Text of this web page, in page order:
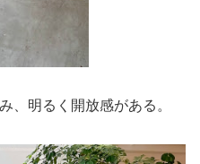
、明るく開放感がある。